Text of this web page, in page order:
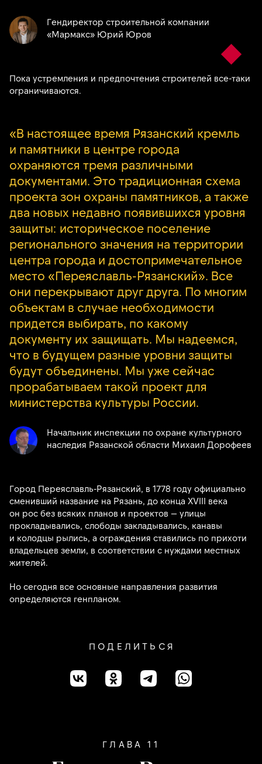
Гендиректор строительной компании
«Мармакс» Юрий Юров
Пока устремления и предпочтения строителей все-таки
ограничиваются.
«В настоящее время Рязанский кремль
и памятники в центре города
охраняются тремя различными
документами. Это традиционная схема
проекта зон охраны памятников, а также
два новых недавно появившихся уровня
защиты: историческое поселение
регионального значения на территории
центра города и достопримечательное
место «Переяславль-Рязанский». Все
они перекрывают друг друга. По многим
объектам в случае необходимости
придется выбирать, по какому
документу их защищать. Мы надеемся,
что в будущем разные уровни защиты
будут объединены. Мы уже сейчас
прорабатываем такой проект для
министерства культуры России.
Начальник инспекции по охране культурного
наследия Рязанской области Михаил Дорофеев
Город Переяславль-Рязанский, в 1778 году официально
сменивший название на Рязань, до конца XVIII века
он рос без всяких планов и проектов — улицы
прокладывались, слободы закладывались, канавы
и колодцы рылись, а ограждения ставились по прихоти
владельцев земли, в соответствии с нуждами местных
жителей.
Но сегодня все основные направления развития
определяются генпланом.
ПОДЕЛИТЬСЯ
ГЛАВА 11